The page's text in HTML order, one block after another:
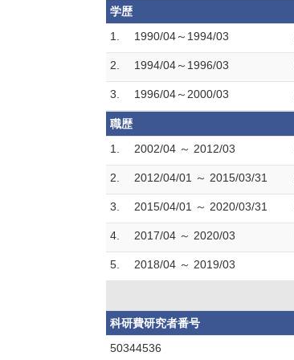
学歴
1.
1990/04～1994/03
2. 1994/04～1996/03
3. 1996/04～2000/03
職歴
1.
2002/04 ～ 2012/03
2. 2012/04/01 ～ 2015/03/31
3. 2015/04/01 ～ 2020/03/31
4. 2017/04 ～ 2020/03
5. 2018/04 ～ 2019/03
科研費研究者番号
50344536